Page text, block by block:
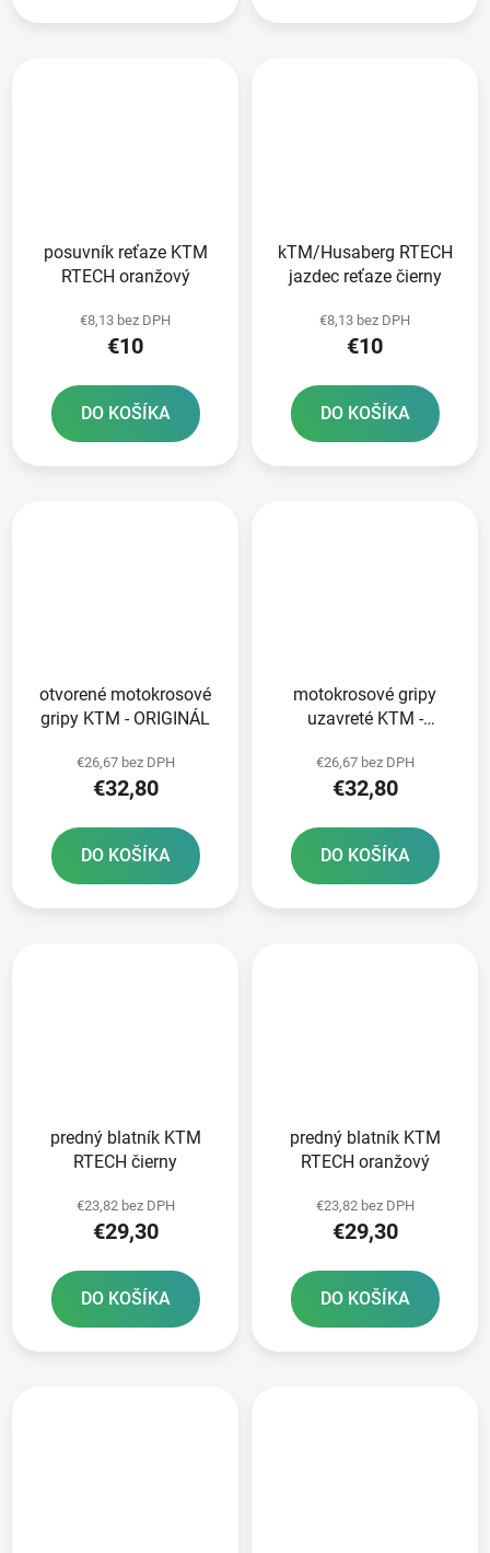
posuvník reťaze KTM
RTECH oranžový
€8,13 bez DPH
€10
DO KOŠÍKA
kTM/Husaberg RTECH
jazdec reťaze čierny
€8,13 bez DPH
€10
DO KOŠÍKA
otvorené motokrosové
gripy KTM - ORIGINÁL
€26,67 bez DPH
€32,80
DO KOŠÍKA
motokrosové gripy
uzavreté KTM -
€26,67 bez DPH
€32,80
DO KOŠÍKA
predný blatník KTM
RTECH čierny
€23,82 bez DPH
€29,30
DO KOŠÍKA
predný blatník KTM
RTECH oranžový
€23,82 bez DPH
€29,30
DO KOŠÍKA